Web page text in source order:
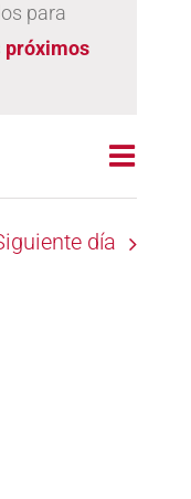
para
próximos
vistas
Día
día